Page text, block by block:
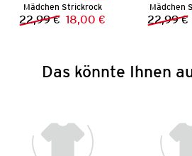
Mädchen Strickrock
Vorheriger Preis:
22,99 € Neuer Preis:
18,00 €
Mädchen
22,99 €
Das könnte Ihnen